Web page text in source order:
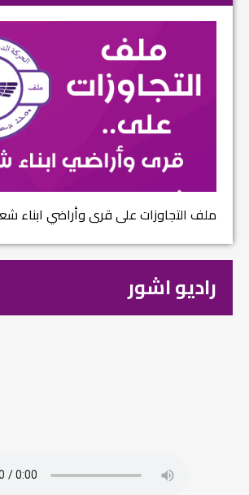
ملف التجاوزات على قرى وأراضي ابناء
راديو اشور